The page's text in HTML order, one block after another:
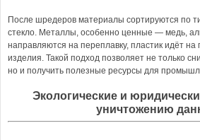
После шредеров материалы сортируются по
стекло. Металлы, особенно ценные — медь,
направляются на переплавку, пластик идёт на
изделия. Такой подход позволяет не только
но и получить полезные ресурсы для
Экологические и
уничтожению